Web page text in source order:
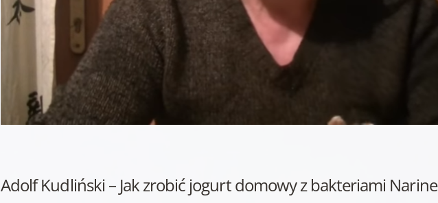
Adolf Kudliński – Jak zrobić jogurt domowy z bakteriami Narine